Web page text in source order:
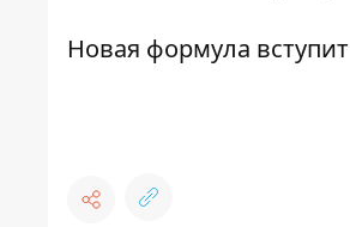
Новая формула